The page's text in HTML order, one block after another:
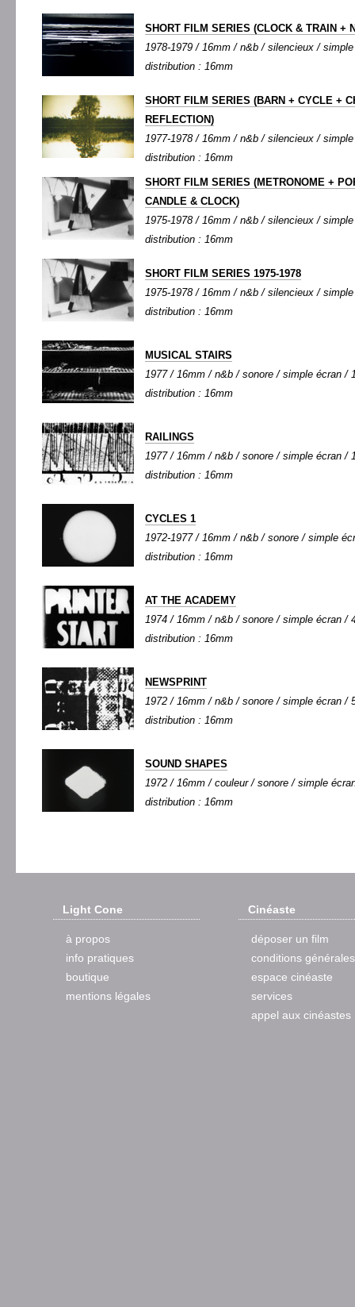
SHORT FILM SERIES (CLOCK & TRAIN +
1978-1979 / 16mm / n&b / silencieux /
distribution : 16mm
SHORT FILM SERIES (BARN + CYCLE +
REFLECTION)
1977-1978 / 16mm / n&b / silencieux /
distribution : 16mm
SHORT FILM SERIES (METRONOME +
CANDLE & CLOCK)
1975-1978 / 16mm / n&b / silencieux /
distribution : 16mm
SHORT FILM SERIES 1975-1978
1975-1978 / 16mm / n&b / silencieux /
distribution : 16mm
MUSICAL STAIRS
1977 / 16mm / n&b / sonore / simple écran /
distribution : 16mm
RAILINGS
1977 / 16mm / n&b / sonore / simple écran /
distribution : 16mm
CYCLES 1
1972-1977 / 16mm / n&b / sonore / simple
distribution : 16mm
AT THE ACADEMY
1974 / 16mm / n&b / sonore / simple écran /
distribution : 16mm
NEWSPRINT
1972 / 16mm / n&b / sonore / simple écran /
distribution : 16mm
SOUND SHAPES
1972 / 16mm / couleur / sonore / simple
distribution : 16mm
Light Cone
à propos
info pratiques
boutique
mentions légales
Cinéaste
déposer un film
conditions générales
espace cinéaste
services
appel aux cinéastes